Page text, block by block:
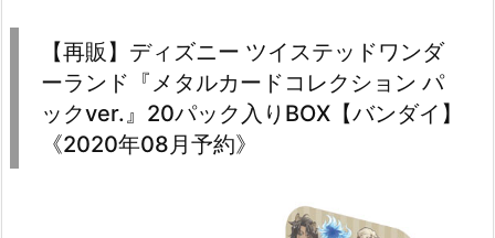
【再販】ディズニー ツイステッドワンダ
ーランド『メタルカードコレクション パ
ックver.』20パック入りBOX【バンダイ】
《2020年08月予約》